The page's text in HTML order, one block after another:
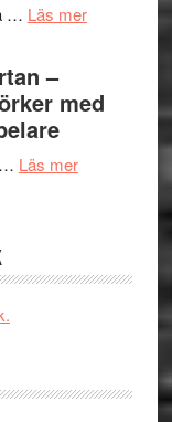
Edge
och
en
storform
… Läs merom
valet
synas
styra
–
med
… Läs merom
människans